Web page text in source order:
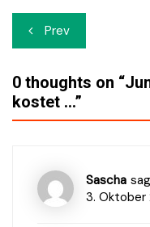
Beitrags-
Navigation
Prev
0 thoughts on “
kostet …”
Sascha
3. Oktober